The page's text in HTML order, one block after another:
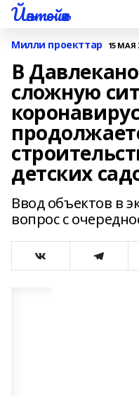
Йәнтөйәк
Милли проекттар 15 МАЯ
В
сложную
детских
Ввод объектов в
вопрос с